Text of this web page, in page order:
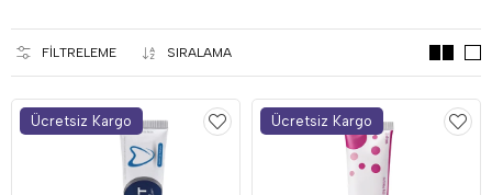
FILTRELEME SIRALAMA
Ücretsiz Kargo Ücretsiz Kargo